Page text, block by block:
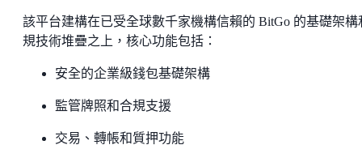
該平台建構在已受全球數千家機構信賴的 BitGo 的基礎架構
規技術堆疊之上，核心功能包括：
安全的企業級錢包基礎架構
監管牌照和合規支援
交易、轉帳和質押功能